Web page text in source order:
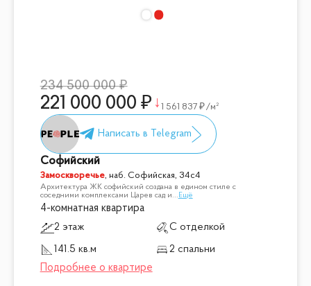
234 500 000
221 000 000 1 561 837 /м²
Софийский
Замоскворечье, наб. Софийская, 34с4
Архитектура ЖК софийский создана в едином стиле с
соседними комплексами Царев сад и... Ещё
4-комнатная квартира
2 этаж
С отделкой
141.5 кв.м
2 спальни